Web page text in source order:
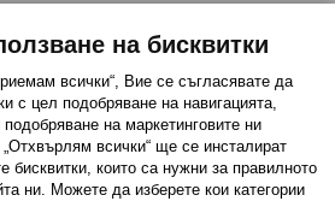
Instagram
на бисквитки
всички“, Вие се съгласявате да
с цел подобряване на навигацията,
на маркетинговите ни
всички“ ще се инсталират
бисквитки, които са нужни за правилното
ни. Можете да изберете кои категории